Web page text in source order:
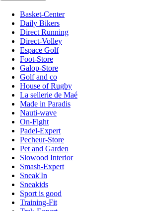
Basket-Center
Daily Bikers
Direct Running
Direct-Volley
Espace Golf
Foot-Store
Galop-Store
Golf and co
House of Rugby
La sellerie de Maé
Made in Paradis
Nauti-wave
On-Fight
Padel-Expert
Pecheur-Store
Pet and Garden
Slowood Interior
Smash-Expert
Sneak'In
Sneakids
Sport is good
Training-Fit